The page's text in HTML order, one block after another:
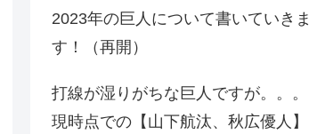
2023年の巨人について書いていきま
す！（再開）
打線が湿りがちな巨人ですが。。。
現時点での【山下航汰、秋広優人】